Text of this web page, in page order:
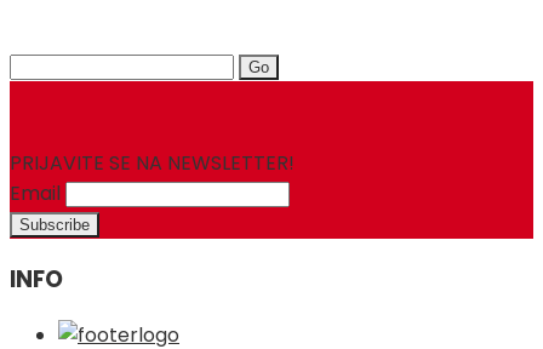
Search
PRIJAVITE SE NA NEWSLETTER!
Email
INFO